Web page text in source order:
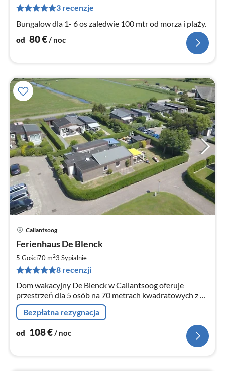
3 recenzje
Bungalow dla 1- 6 os zaledwie 100 mtr od morza i plaży.
od 80€ / noc
Callantsoog
Ferienhaus De Blenck
5 Gości70 m23 Sypialnie
8 recenzji
Dom wakacyjny De Blenck w Callantsoog oferuje
przestrzeń dla 5 osób na 70 metrach kwadratowych z 1
pokojem.
Bezpłatna rezygnacja
od 108€/ noc